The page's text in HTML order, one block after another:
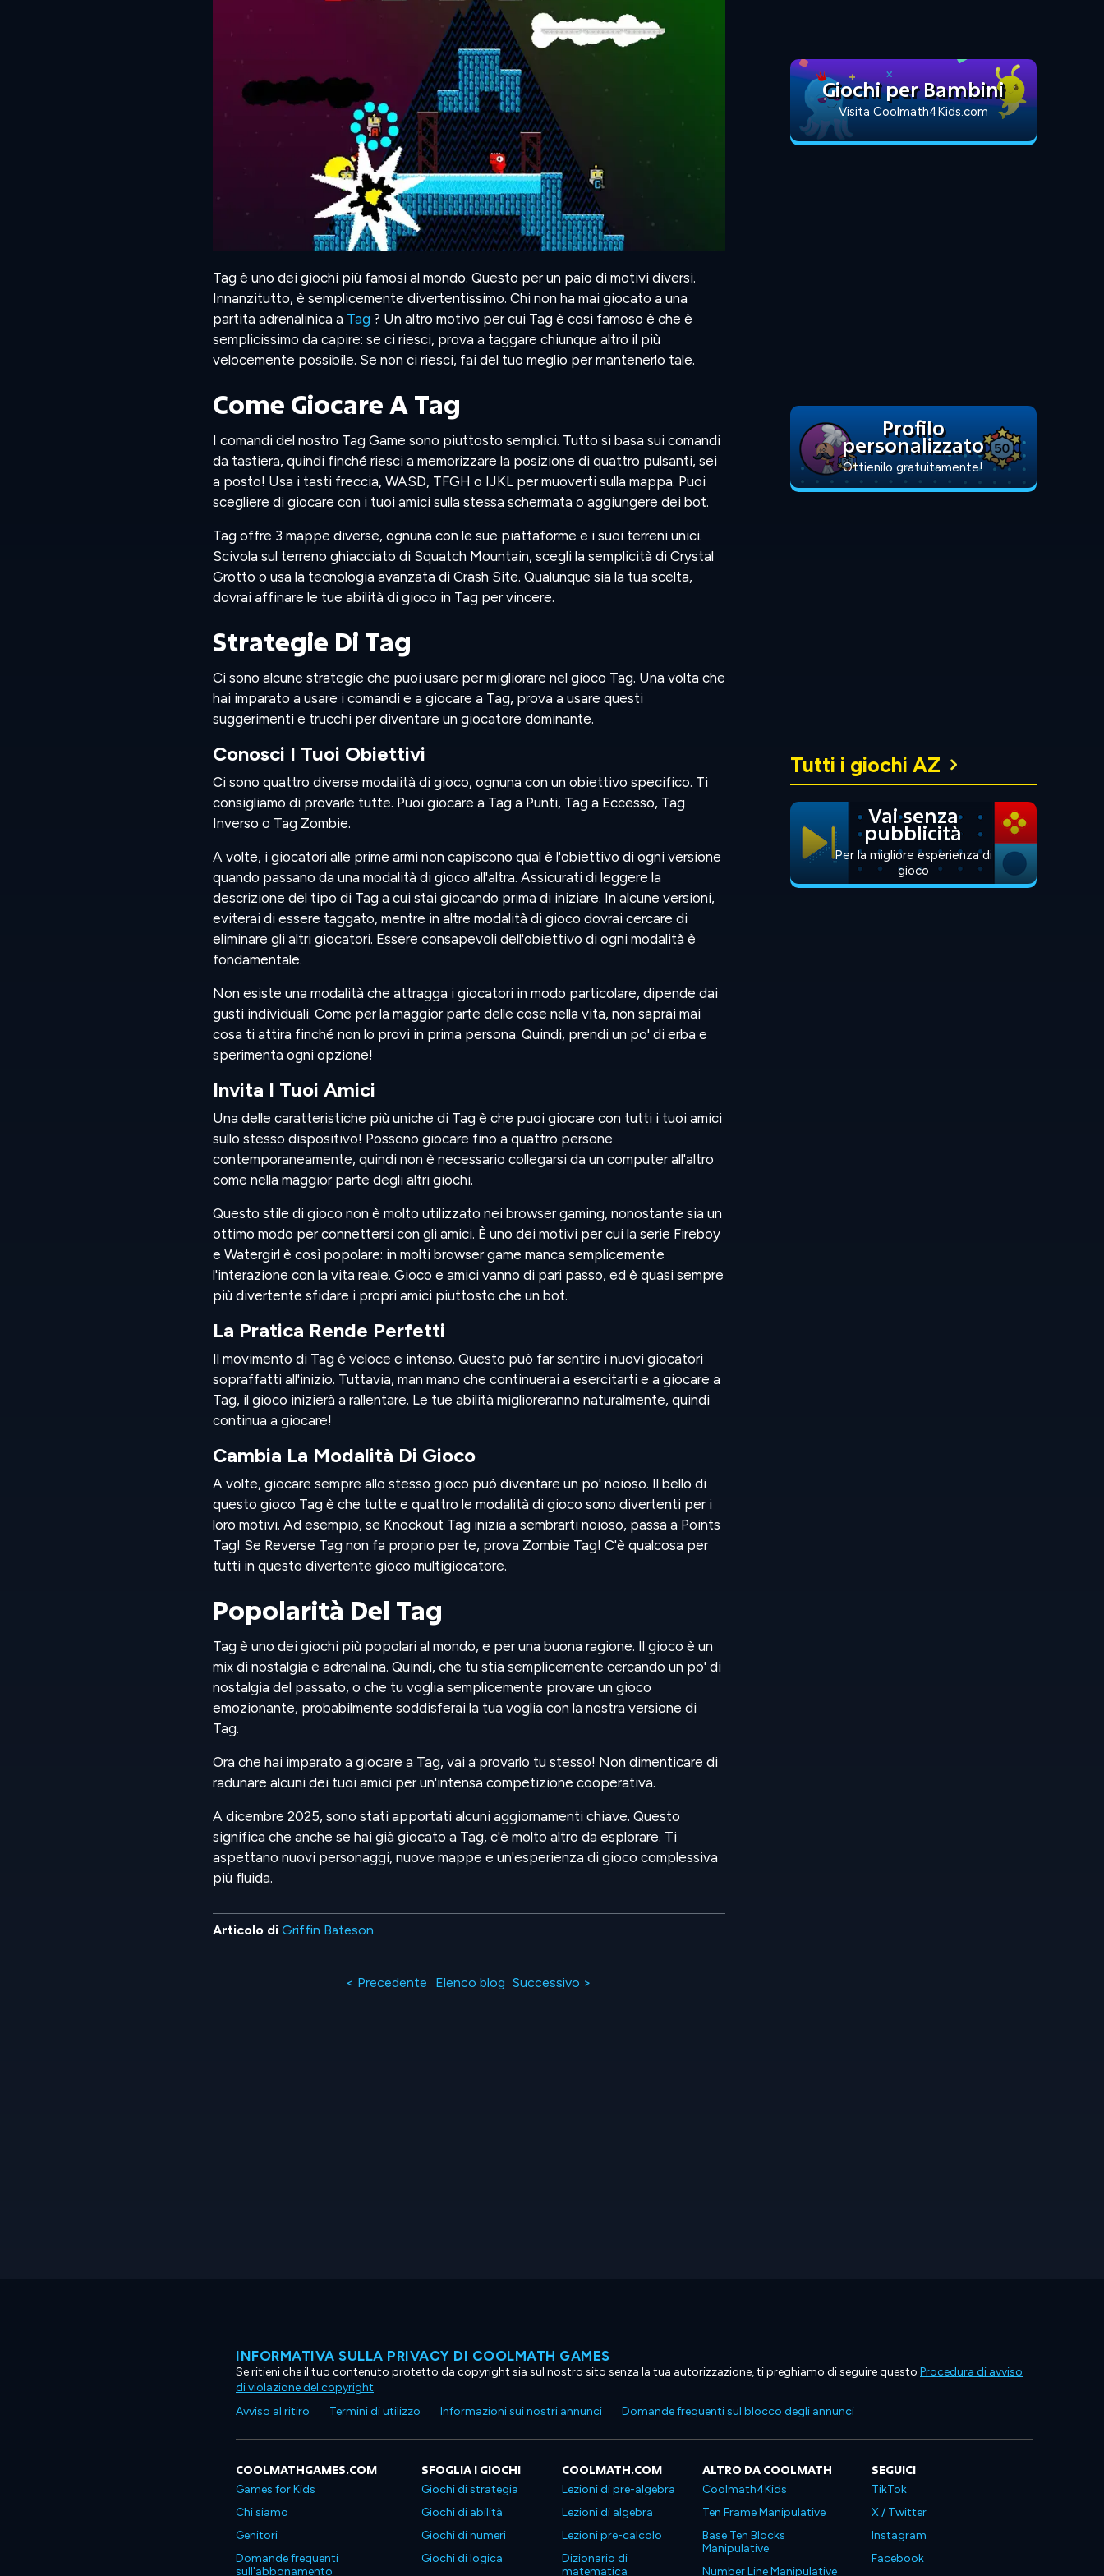
Tag è uno dei giochi più famosi al mondo. Questo per un paio di motivi diversi.
Innanzitutto, è semplicemente divertentissimo. Chi non ha mai giocato a una
partita adrenalinica a Tag ? Un altro motivo per cui Tag è così famoso è che è
semplicissimo da capire: se ci riesci, prova a taggare chiunque altro il più
velocemente possibile. Se non ci riesci, fai del tuo meglio per mantenerlo tale.
Come Giocare A Tag
I comandi del nostro Tag Game sono piuttosto semplici. Tutto si basa sui comandi
da tastiera, quindi finché riesci a memorizzare la posizione di quattro pulsanti, sei
a posto! Usa i tasti freccia, WASD, TFGH o IJKL per muoverti sulla mappa. Puoi
scegliere di giocare con i tuoi amici sulla stessa schermata o aggiungere dei bot.
Tag offre 3 mappe diverse, ognuna con le sue piattaforme e i suoi terreni unici.
Scivola sul terreno ghiacciato di Squatch Mountain, scegli la semplicità di Crystal
Grotto o usa la tecnologia avanzata di Crash Site. Qualunque sia la tua scelta,
dovrai affinare le tue abilità di gioco in Tag per vincere.
Strategie Di Tag
Ci sono alcune strategie che puoi usare per migliorare nel gioco Tag. Una volta che
hai imparato a usare i comandi e a giocare a Tag, prova a usare questi
suggerimenti e trucchi per diventare un giocatore dominante.
Conosci I Tuoi Obiettivi
Ci sono quattro diverse modalità di gioco, ognuna con un obiettivo specifico. Ti
consigliamo di provarle tutte. Puoi giocare a Tag a Punti, Tag a Eccesso, Tag
Inverso o Tag Zombie.
A volte, i giocatori alle prime armi non capiscono qual è l'obiettivo di ogni versione
quando passano da una modalità di gioco all'altra. Assicurati di leggere la
descrizione del tipo di Tag a cui stai giocando prima di iniziare. In alcune versioni,
eviterai di essere taggato, mentre in altre modalità di gioco dovrai cercare di
eliminare gli altri giocatori. Essere consapevoli dell'obiettivo di ogni modalità è
fondamentale.
Non esiste una modalità che attragga i giocatori in modo particolare, dipende dai
gusti individuali. Come per la maggior parte delle cose nella vita, non saprai mai
cosa ti attira finché non lo provi in prima persona. Quindi, prendi un po' di erba e
sperimenta ogni opzione!
Invita I Tuoi Amici
Una delle caratteristiche più uniche di Tag è che puoi giocare con tutti i tuoi amici
sullo stesso dispositivo! Possono giocare fino a quattro persone
contemporaneamente, quindi non è necessario collegarsi da un computer all'altro
come nella maggior parte degli altri giochi.
Questo stile di gioco non è molto utilizzato nei browser gaming, nonostante sia un
ottimo modo per connettersi con gli amici. È uno dei motivi per cui la serie Fireboy
e Watergirl è così popolare: in molti browser game manca semplicemente
l'interazione con la vita reale. Gioco e amici vanno di pari passo, ed è quasi sempre
più divertente sfidare i propri amici piuttosto che un bot.
La Pratica Rende Perfetti
Il movimento di Tag è veloce e intenso. Questo può far sentire i nuovi giocatori
sopraffatti all'inizio. Tuttavia, man mano che continuerai a esercitarti e a giocare a
Tag, il gioco inizierà a rallentare. Le tue abilità miglioreranno naturalmente, quindi
continua a giocare!
Cambia La Modalità Di Gioco
A volte, giocare sempre allo stesso gioco può diventare un po' noioso. Il bello di
questo gioco Tag è che tutte e quattro le modalità di gioco sono divertenti per i
loro motivi. Ad esempio, se Knockout Tag inizia a sembrarti noioso, passa a Points
Tag! Se Reverse Tag non fa proprio per te, prova Zombie Tag! C'è qualcosa per
tutti in questo divertente gioco multigiocatore.
Popolarità Del Tag
Tag è uno dei giochi più popolari al mondo, e per una buona ragione. Il gioco è un
mix di nostalgia e adrenalina. Quindi, che tu stia semplicemente cercando un po' di
nostalgia del passato, o che tu voglia semplicemente provare un gioco
emozionante, probabilmente soddisferai la tua voglia con la nostra versione di
Tag.
Ora che hai imparato a giocare a Tag, vai a provarlo tu stesso! Non dimenticare di
radunare alcuni dei tuoi amici per un'intensa competizione cooperativa.
A dicembre 2025, sono stati apportati alcuni aggiornamenti chiave. Questo
significa che anche se hai già giocato a Tag, c'è molto altro da esplorare. Ti
aspettano nuovi personaggi, nuove mappe e un'esperienza di gioco complessiva
più fluida.
Articolo di Griffin Bateson
< Precedente Elenco blog Successivo >
Giochi per Bambini
Visita Coolmath4Kids.com
Profilo
personalizzato
Ottienilo gratuitamente!
Tutti i giochi AZ
Vai senza
pubblicità
Per la migliore esperienza di
gioco
INFORMATIVA SULLA PRIVACY DI COOLMATH GAMES
Se ritieni che il tuo contenuto protetto da copyright sia sul nostro sito senza la tua autorizzazione, ti preghiamo di seguire questo Procedura di avviso
di violazione del copyright.
Avviso al ritiro
Termini di utilizzo Informazioni sui nostri annunci Domande frequenti sul blocco degli annunci
COOLMATHGAMES.COM
Games for Kids
Chi siamo
Genitori
Domande frequenti
sull'abbonamento
SFOGLIA I GIOCHI
Giochi di strategia
Giochi di abilità
Giochi di numeri
Giochi di logica
COOLMATH.COM
Lezioni di pre-algebra
Lezioni di algebra
Lezioni pre-calcolo
Dizionario di
matematica
ALTRO DA COOLMATH
Coolmath4Kids
Ten Frame Manipulative
Base Ten Blocks
Manipulative
Number Line Manipulative
SEGUICI
TikTok
X / Twitter
Instagram
Facebook